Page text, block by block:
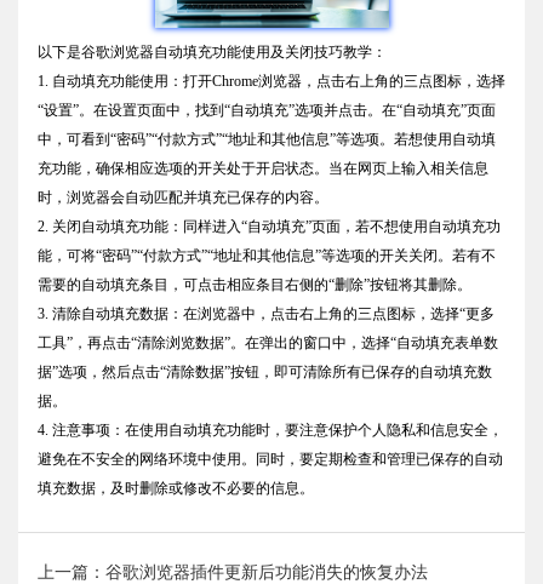
以下是谷歌浏览器自动填充功能使用及关闭技巧教学：
1. 自动填充功能使用：打开Chrome浏览器，点击右上角的三点图标，选择
“设置”。在设置页面中，找到“自动填充”选项并点击。在“自动填充”页面
中，可看到“密码”“付款方式”“地址和其他信息”等选项。若想使用自动填
充功能，确保相应选项的开关处于开启状态。当在网页上输入相关信息
时，浏览器会自动匹配并填充已保存的内容。
2. 关闭自动填充功能：同样进入“自动填充”页面，若不想使用自动填充功
能，可将“密码”“付款方式”“地址和其他信息”等选项的开关关闭。若有不
需要的自动填充条目，可点击相应条目右侧的“删除”按钮将其删除。
3. 清除自动填充数据：在浏览器中，点击右上角的三点图标，选择“更多
工具”，再点击“清除浏览数据”。在弹出的窗口中，选择“自动填充表单数
据”选项，然后点击“清除数据”按钮，即可清除所有已保存的自动填充数
据。
4. 注意事项：在使用自动填充功能时，要注意保护个人隐私和信息安全，
避免在不安全的网络环境中使用。同时，要定期检查和管理已保存的自动
填充数据，及时删除或修改不必要的信息。
上一篇：谷歌浏览器插件更新后功能消失的恢复办法